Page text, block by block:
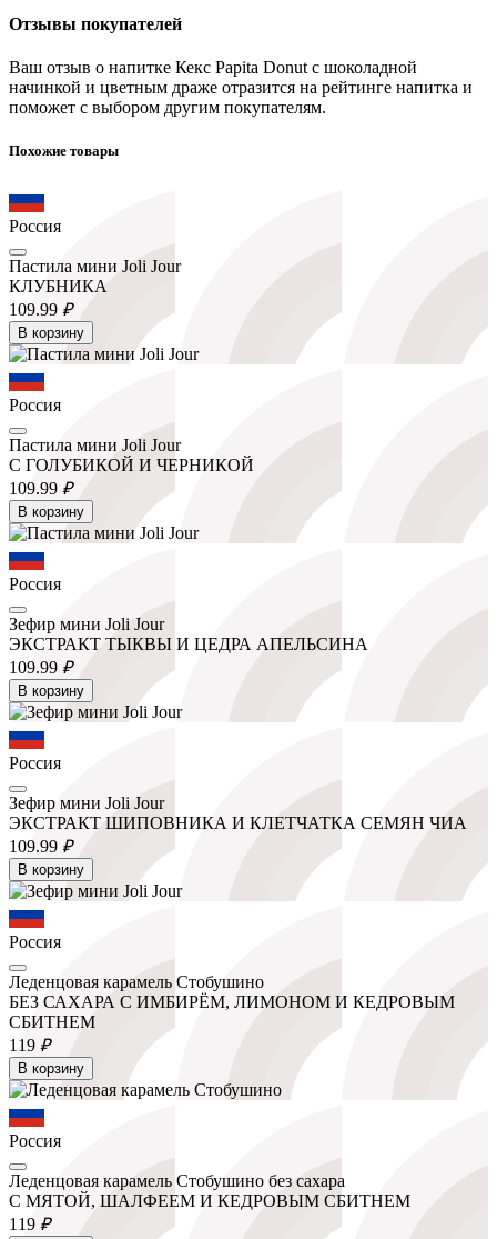
Отзывы покупателей
Ваш отзыв о напитке Кекс Papita Donut с шоколадной
начинкой и цветным драже отразится на рейтинге напитка и
поможет с выбором другим покупателям.
Похожие товары
Россия
Пастила мини Joli Jour
КЛУБНИКА
109.99 ₽
В корзину
Россия
Пастила мини Joli Jour
С ГОЛУБИКОЙ И ЧЕРНИКОЙ
109.99 ₽
В корзину
Россия
Зефир мини Joli Jour
ЭКСТРАКТ ТЫКВЫ И ЦЕДРА АПЕЛЬСИНА
109.99 ₽
В корзину
Россия
Зефир мини Joli Jour
ЭКСТРАКТ ШИПОВНИКА И КЛЕТЧАТКА СЕМЯН ЧИА
109.99 ₽
В корзину
Россия
Леденцовая карамель Стобушино
БЕЗ САХАРА С ИМБИРЁМ, ЛИМОНОМ И КЕДРОВЫМ
СБИТНЕМ
119 ₽
В корзину
Россия
Леденцовая карамель Стобушино без сахара
С МЯТОЙ, ШАЛФЕЕМ И КЕДРОВЫМ СБИТНЕМ
119 ₽